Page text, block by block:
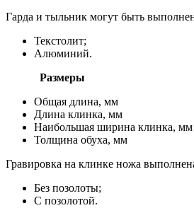
Гарда и тыльник могут быть
Текстолит;
Алюминий.
Размеры
Общая длина,
Длина клинка,
Наибольшая ширина
Толщина
Гравировка на клинке ножа
Без позолоты;
С позолотой.